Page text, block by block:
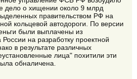
дело о хищении около 9 млрд
правительством РФ на
кольцевой автодороги. По версии
были выплачены из
на разработку проектной
в результате различных
лица" похитили эти
обналичена.